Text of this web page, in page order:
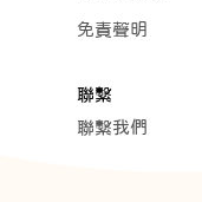
免責聲明
聯繫
聯繫我們